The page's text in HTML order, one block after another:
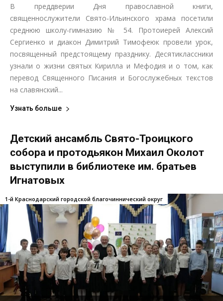
В преддверии Дня православной книги,
священнослужители Свято-Ильинского храма посетили
среднюю школу-гимназию № 54. Протоиерей Алексий
Сергиенко и диакон Димитрий Тимофеюк провели урок,
посвященный предстоящему празднику. Десятиклассники
узнали о жизни святых Кирилла и Мефодия и о том, как
перевод Священного Писания и Богослужебных текстов
на славянский...
Узнать больше
Детский ансамбль Свято-Троицкого
собора и протодьякон Михаил Околот
выступили в библиотеке им. братьев
Игнатовых
1-й Краснодарский городской благочиннический округ